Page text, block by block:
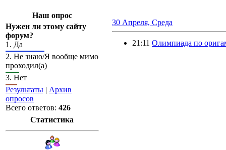
Наш опрос
Нужен ли этому сайту
форум?
1. Да
2. Не знаю/Я вообще мимо
проходил(а)
3. Нет
Результаты | Архив
опросов
Всего ответов: 426
Статистика
30 Апреля, Среда
21:11 Олимпиада по